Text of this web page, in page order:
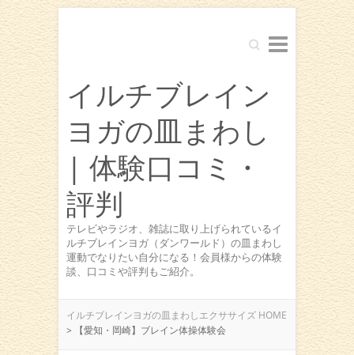
Search
イルチブレイン
ヨガの皿まわし
| 体験口コミ・
評判
テレビやラジオ、雑誌に取り上げられているイ
ルチブレインヨガ（ダンワールド）の皿まわし
運動でなりたい自分になる！会員様からの体験
談、口コミや評判もご紹介。
イルチブレインヨガの皿まわしエクササイズ HOME
>
【愛知・岡崎】ブレイン体操体験会